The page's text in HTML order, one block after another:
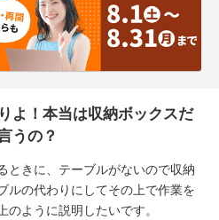
よ！本当は収納ボックスだ
うの？
ときに、テーブルがないので収納
ルの代わりにしてその上で作業を
ように説明したいです。